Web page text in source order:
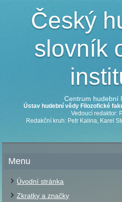
Český
slovník
Centrum hudební
Ústav hudební vědy Filozofické
Vedoucí redaktor:
Redakční kruh: Petr Kalina, Karel
Menu
Úvodní stránka
Zkratky a značky